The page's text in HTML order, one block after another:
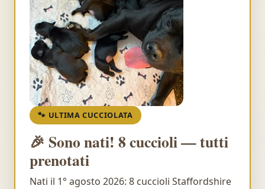
🐾 ULTIMA CUCCIOLATA
🎉 Sono nati! 8 cuccioli — tutti
prenotati
Nati il 1° agosto 2026: 8 cuccioli Staffordshire